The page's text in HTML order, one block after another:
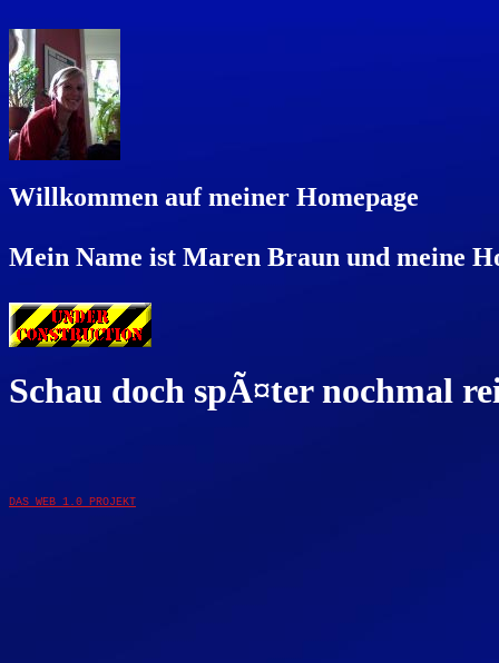
Willkommen auf meiner Homepage
Mein Name ist Maren Braun und meine
Schau doch spÃ¤ter nochmal
DAS WEB 1.0 PROJEKT